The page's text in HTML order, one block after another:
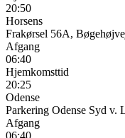
20:50
Horsens
Frakørsel 56A,
Afgang
06:40
Hjemkomsttid
20:25
Odense
Parkering Odense Syd v.
Afgang